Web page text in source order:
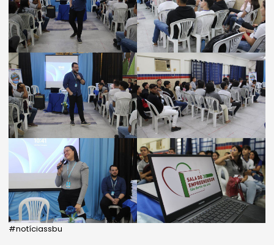
#notíciassbu